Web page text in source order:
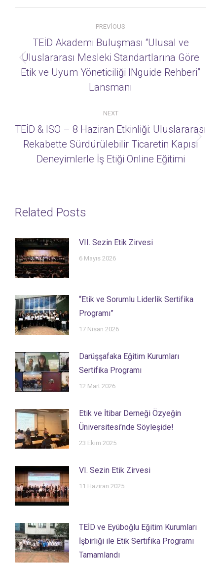
navigation
PREVIOUS
Previous
post:
TEİD Akademi Buluşması “Ulusal ve
Uluslararası Mesleki Standartlarına Göre
Etik ve Uyum Yöneticiliği INguide Rehberi”
Lansmanı
NEXT
Next
post:
TEİD & ISO – 8 Haziran Etkinliği: Uluslararası
Rekabette Sürdürülebilir Ticaretin Kapısı
Deneyimlerle İş Etiği Online Eğitimi
Related Posts
VII. Sezin Etik Zirvesi
6 Mayıs 2026
“Etik ve Sorumlu Liderlik Sertifika
Programı”
17 Nisan 2026
Darüşşafaka Eğitim Kurumları
Sertifika Programı
12 Mart 2026
Etik ve İtibar Derneği Özyeğin
Üniversitesi’nde Söyleşide!
23 Ekim 2025
VI. Sezin Etik Zirvesi
11 Haziran 2025
TEİD ve Eyüboğlu Eğitim Kurumları
İşbirliği ile Etik Sertifika Programı
Tamamlandı